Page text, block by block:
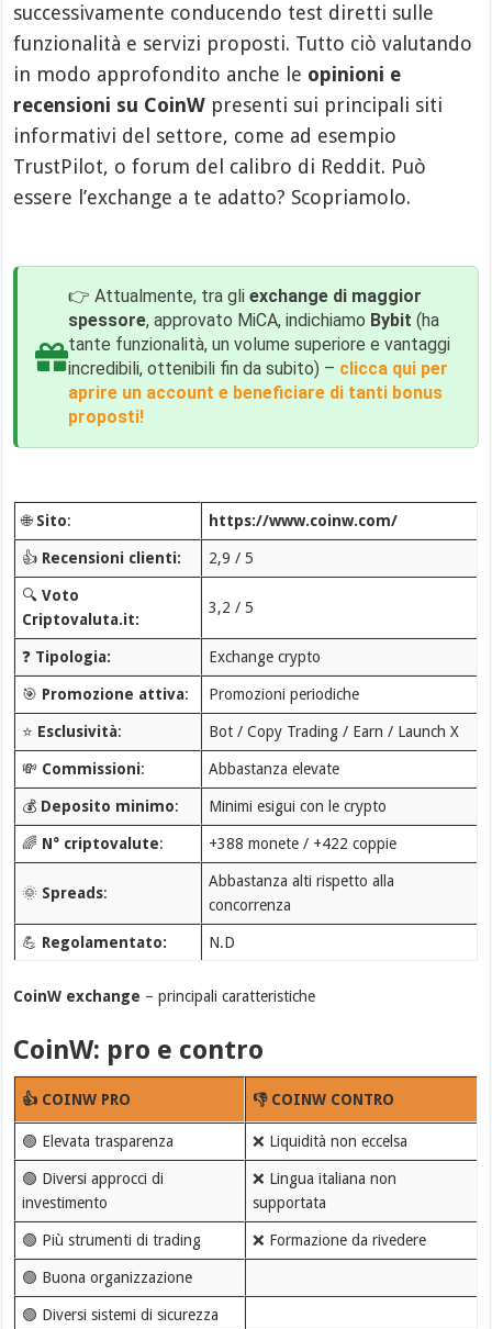
successivamente conducendo test diretti sulle
funzionalità e servizi proposti. Tutto ciò valutando
in modo approfondito anche le opinioni e
recensioni su CoinW presenti sui principali siti
informativi del settore, come ad esempio
TrustPilot, o forum del calibro di Reddit. Può
essere l’exchange a te adatto? Scopriamolo.
👉 Attualmente, tra gliexchange di maggior
spessore, approvato MiCA, indichiamo Bybit (ha
tante funzionalità, un volume superiore e vantaggi
incredibili, ottenibili fin da subito) – clicca qui per
aprire un account e beneficiare di tanti bonus
proposti!
🌐 Sito: https://www.coinw.com/
👍 Recensioni clienti: 2,9 / 5
🔍 Voto
Criptovaluta.it:
3,2 / 5
❓ Tipologia: Exchange crypto
🎯 Promozione attiva: Promozioni periodiche
⭐ Esclusività: Bot / Copy Trading / Earn / Launch X
💸 Commissioni: Abbastanza elevate
💰 Deposito minimo: Minimi esigui con le crypto
🌈 N° criptovalute: +388 monete / +422 coppie
🌞 Spreads:
Abbastanza alti rispetto alla
concorrenza
💪 Regolamentato: N.D
CoinW exchange – principali caratteristiche
CoinW: pro e contro
👍 COINW PRO 👎 COINW CONTRO
🟢 Elevata trasparenza ❌ Liquidità non eccelsa
🟢 Diversi approcci di
investimento
❌ Lingua italiana non
supportata
🟢 Più strumenti di trading ❌ Formazione da rivedere
🟢 Buona organizzazione
🟢 Diversi sistemi di sicurezza